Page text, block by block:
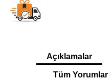
Açıklamalar
Tüm Yorumlar